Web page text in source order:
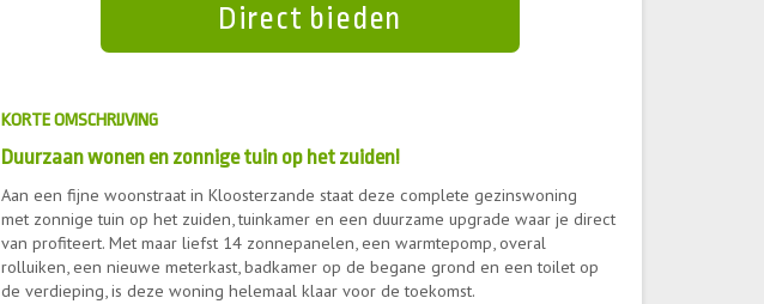
Direct bieden
KORTE OMSCHRIJVING
Duurzaan wonen en zonnige tuin op het zuiden!
Aan een fijne woonstraat in Kloosterzande staat deze complete gezinswoning
met zonnige tuin op het zuiden, tuinkamer en een duurzame upgrade waar je direct
van profiteert. Met maar liefst 14 zonnepanelen, een warmtepomp, overal
rolluiken, een nieuwe meterkast, badkamer op de begane grond en een toilet op
de verdieping, is deze woning helemaal klaar voor de toekomst.